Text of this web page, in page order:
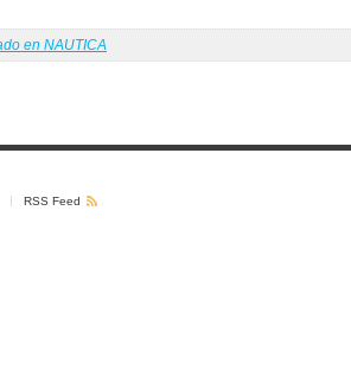
en NAUTICA
RSS Feed